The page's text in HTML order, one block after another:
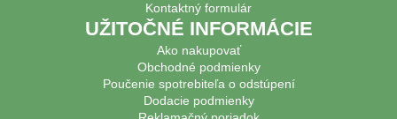
Kontaktný formulár
UŽITOČNÉ INFORMÁCIE
Ako nakupovať
Obchodné podmienky
Poučenie spotrebiteľa o odstúpení
Dodacie podmienky